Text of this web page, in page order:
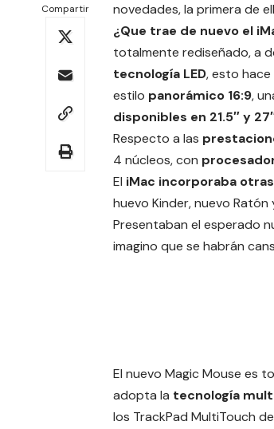
Compartir
novedades, la primera de
¿Que trae de nuevo el
totalmente rediseñado, a
tecnología LED, esto
estilo panorámico 16:9,
disponibles en 21.5″ y
Respecto a las
4 núcleos, con
El iMac incorporaba
huevo Kinder, nuevo Ratón
Presentaban el esperado
imagino que se habrán
El nuevo Magic Mouse es
adopta la tecnología
los TrackPad MultiTouch